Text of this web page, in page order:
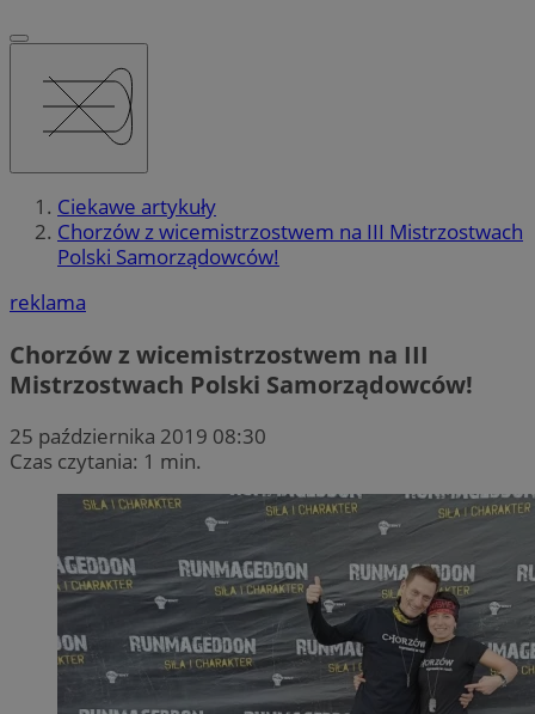
Ciekawe artykuły
Chorzów z wicemistrzostwem na III Mistrzostwach
Polski Samorządowców!
reklama
Chorzów z wicemistrzostwem na III
Mistrzostwach Polski Samorządowców!
25 października 2019 08:30
Czas czytania: 1 min.